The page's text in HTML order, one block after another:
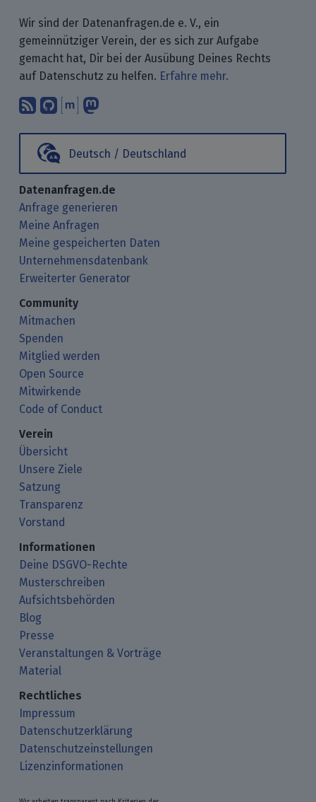
Wir sind der Datenanfragen.de e. V., ein
gemeinnütziger Verein, der es sich zur Aufgabe
gemacht hat, Dir bei der Ausübung Deines Rechts
auf Datenschutz zu helfen. Erfahre mehr.
Abonniere unsere Blogbeiträge mit
Finde uns bei GitHub.
Unterhalte Dich mit uns über
Deutsch / Deutschland
Datenanfragen.de
Anfrage generieren
Meine Anfragen
Meine gespeicherten Daten
Unternehmensdatenbank
Erweiterter Generator
Community
Mitmachen
Spenden
Mitglied werden
Open Source
Mitwirkende
Code of Conduct
Verein
Übersicht
Unsere Ziele
Satzung
Transparenz
Vorstand
Informationen
Deine DSGVO-Rechte
Musterschreiben
Aufsichtsbehörden
Blog
Presse
Veranstaltungen & Vorträge
Material
Rechtliches
Impressum
Datenschutzerklärung
Datenschutzeinstellungen
Lizenzinformationen